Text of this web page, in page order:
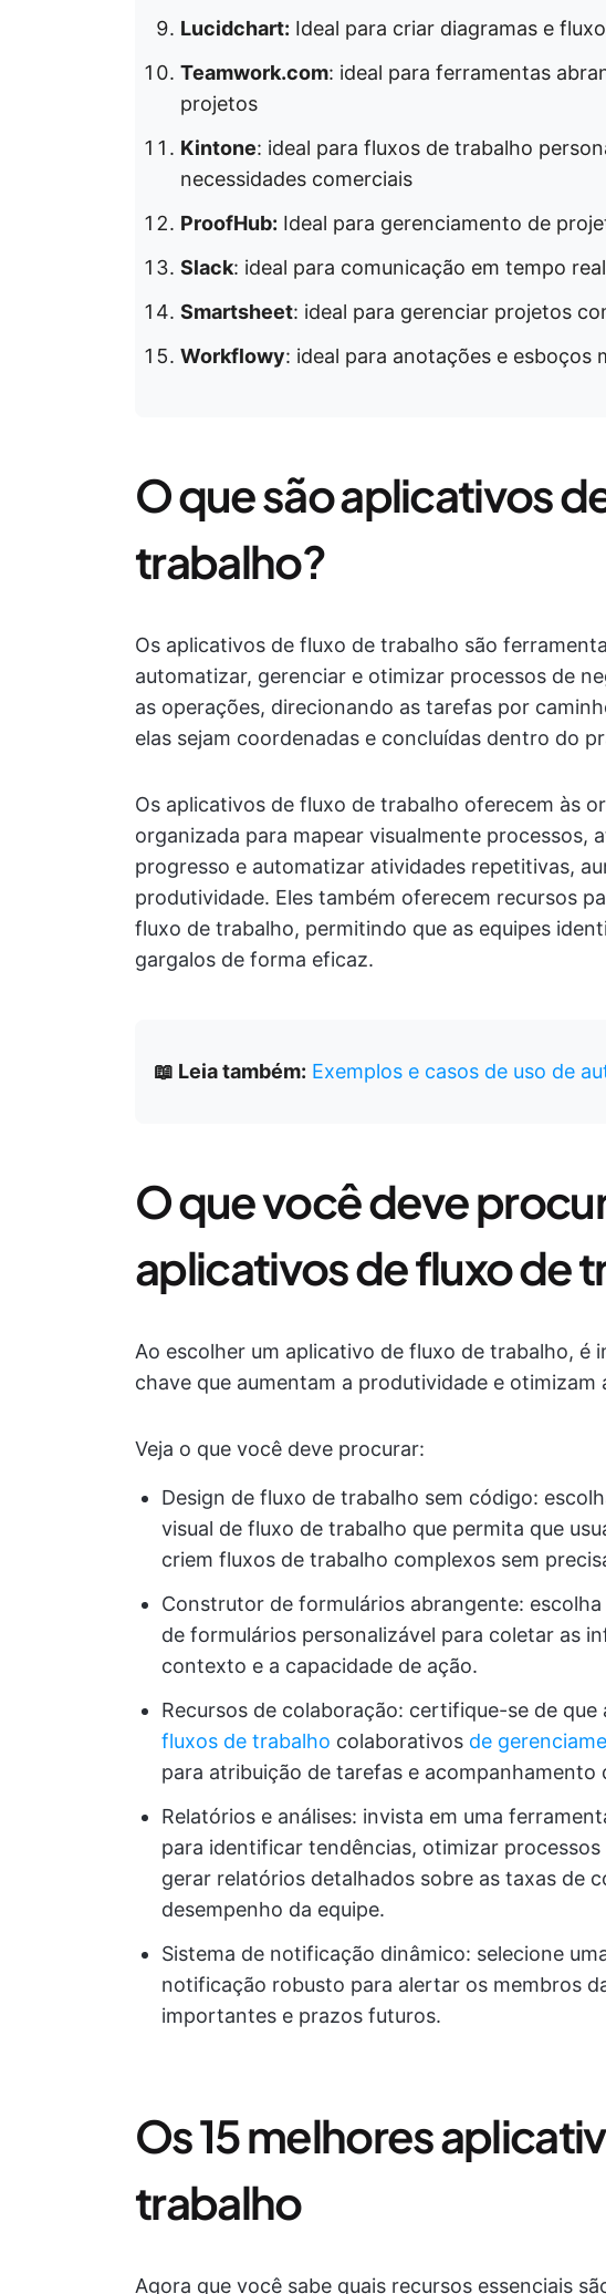
Lucidchart: Ideal para criar diagramas e
Teamwork.com: ideal para ferramentas
projetos
Kintone: ideal para fluxos de trabalho
necessidades comerciais
ProofHub: Ideal para gerenciamento de
Slack: ideal para comunicação em tempo
Smartsheet: ideal para gerenciar projetos
Workflowy: ideal para anotações e esboços
O que são aplicativos
trabalho?
Os aplicativos de fluxo de trabalho são
automatizar, gerenciar e otimizar processos de
as operações, direcionando as tarefas por
elas sejam coordenadas e concluídas dentro do
Os aplicativos de fluxo de trabalho oferecem às
organizada para mapear visualmente processos,
progresso e automatizar atividades repetitivas,
produtividade. Eles também oferecem recursos
fluxo de trabalho, permitindo que as equipes
gargalos de forma eficaz.
📖 Leia também: Exemplos e casos de uso de
O que você deve
aplicativos de fluxo de
Ao escolher um aplicativo de fluxo de trabalho,
chave que aumentam a produtividade e otimizam
Veja o que você deve procurar:
Design de fluxo de trabalho sem código:
visual de fluxo de trabalho que permita que
criem fluxos de trabalho complexos sem
Construtor de formulários abrangente:
de formulários personalizável para coletar as
contexto e a capacidade de ação.
Recursos de colaboração: certifique-se de
fluxos de trabalho colaborativos de
para atribuição de tarefas e acompanhamento
Relatórios e análises: invista em uma
para identificar tendências, otimizar
gerar relatórios detalhados sobre as taxas de
desempenho da equipe.
Sistema de notificação dinâmico: selecione
notificação robusto para alertar os membros
importantes e prazos futuros.
Os 15 melhores
trabalho
Agora que você sabe quais recursos essenciais